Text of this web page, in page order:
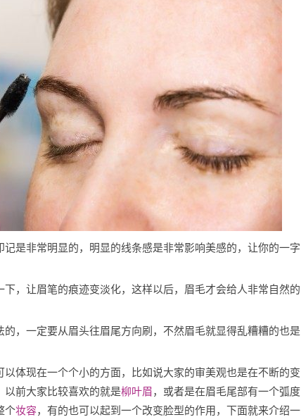
是非常明显的，明显的线条感是非常影响美感的，让你的一字
，让眉笔的痕迹变淡化，这样以后，眉毛才会给人非常自然的
，一定要从眉头往眉尾方向刷，不然眉毛就显得乱糟糟的也是
体现在一个个小的方面，比如说大家的审美观也是在不断的变
以前大家比较喜欢的就是柳叶眉，或者是在眉毛尾部有一个弧度
个妆容，有的也可以起到一个改变脸型的作用，下面就来介绍一